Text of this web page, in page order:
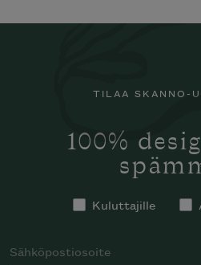
TILAA SKANNO-
100%
Kuluttajille